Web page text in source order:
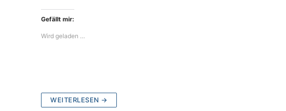
Gefällt mir:
Wird geladen …
WEITERLESEN →